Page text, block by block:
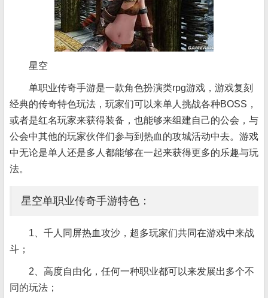
星空
单职业传奇手游是一款角色扮演类rpg游戏，游戏复刻
经典的传奇特色玩法，玩家们可以来单人挑战各种BOSS，
或者是红名玩家来获得装备，也能够来组建自己的公会，与
公会中其他的玩家伙伴们参与到热血的攻城活动中去。游戏
中无论是单人还是多人都能够在一起来获得更多的乐趣与玩
法。
星空单职业传奇手游特色：
1、千人同屏热血攻沙，超多玩家们共同在游戏中来战
斗；
2、高度自由化，任何一种职业都可以来发展出多个不
同的玩法；